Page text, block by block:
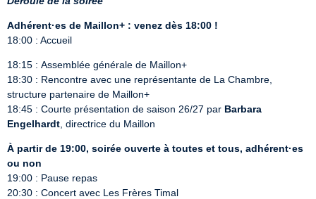
Adhérent·es de Maillon+ : venez dès 18:00 !
18:00 : Accueil
18:15 : Assemblée générale de Maillon+
18:30 : Rencontre avec une représentante de La Chambre,
structure partenaire de Maillon+
18:45 : Courte présentation de saison 26/27 par Barbara
Engelhardt , directrice du Maillon
À partir de 19:00, soirée ouverte à toutes et tous, adhérent·es
ou non
19:00 : Pause repas
20:30 : Concert avec Les Frères Timal